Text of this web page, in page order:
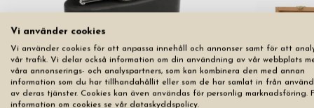
Vi använder cookies
Vi använder cookies för att anpassa innehåll och annonser samt för att
vår trafik. Vi delar också information om din användning av vår webbplats
våra annonserings- och analyspartners, som kan kombinera den med annan
information som du har tillhandahållit eller som de har samlat in från
av deras tjänster. Cookies kan även användas för personlig marknadsföring.
information om cookies se vår dataskyddspolicy.